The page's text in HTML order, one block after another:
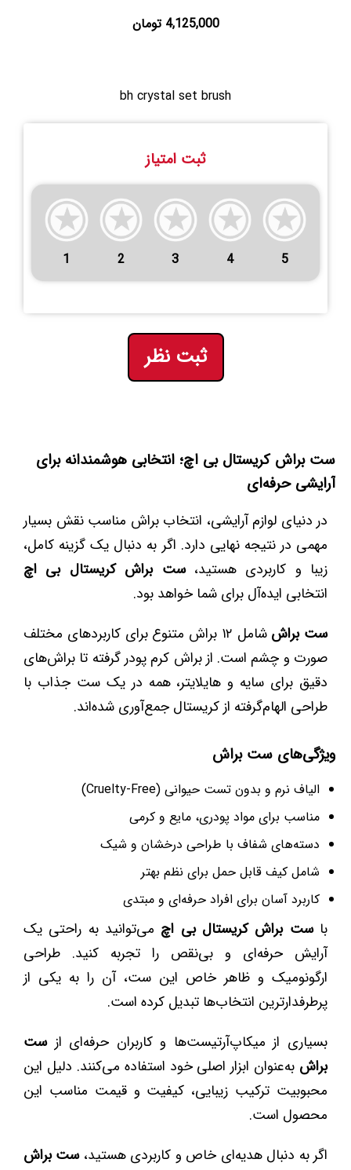
4,125,000 تومان
bh crystal set brush
ثبت امتیاز
1 2 3 4 5
ثبت نظر
ست براش کریستال بی اچ؛ انتخابی هوشمندانه برای
آرایشی حرفه‌ای
در دنیای لوازم آرایشی، انتخاب براش مناسب نقش بسیار
مهمی در نتیجه نهایی دارد. اگر به دنبال یک گزینه کامل،
زیبا و کاربردی هستید،ست براش کریستال بی اچ
انتخابی ایده‌آل برای شما خواهد بود.
ست براش
شامل ۱۲ براش متنوع برای کاربردهای مختلف
صورت و چشم است. از براش کرم پودر گرفته تا براش‌های
دقیق برای سایه و هایلایتر، همه در یک ست جذاب با
طراحی الهام‌گرفته از کریستال جمع‌آوری شده‌اند.
ویژگی‌های ست براش
الیاف نرم و بدون تست حیوانی (Cruelty-Free)
مناسب برای مواد پودری، مایع و کرمی
دسته‌های شفاف با طراحی درخشان و شیک
شامل کیف قابل حمل برای نظم بهتر
کاربرد آسان برای افراد حرفه‌ای و مبتدی
باست براش کریستال بی اچ می‌توانید به راحتی یک
آرایش حرفه‌ای و بی‌نقص را تجربه کنید. طراحی
ارگونومیک و ظاهر خاص این ست، آن را به یکی از
پرطرفدارترین انتخاب‌ها تبدیل کرده است.
بسیاری از میکاپ‌آرتیست‌ها و کاربران حرفه‌ای ازست
براش به‌عنوان ابزار اصلی خود استفاده می‌کنند. دلیل این
محبوبیت ترکیب زیبایی، کیفیت و قیمت مناسب این
محصول است.
اگر به دنبال هدیه‌ای خاص و کاربردی هستید،ست براش